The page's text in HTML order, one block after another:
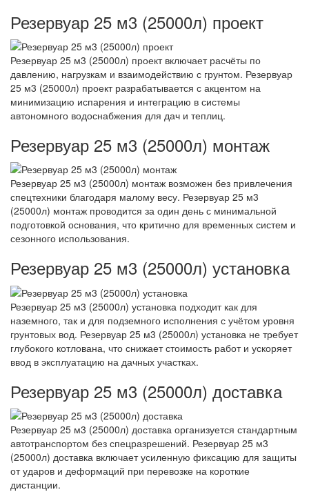
Резервуар 25 м3 (25000л) проект
Резервуар 25 м3 (25000л) проект включает расчёты по
давлению, нагрузкам и взаимодействию с грунтом. Резервуар
25 м3 (25000л) проект разрабатывается с акцентом на
минимизацию испарения и интеграцию в системы
автономного водоснабжения для дач и теплиц.
Резервуар 25 м3 (25000л) монтаж
Резервуар 25 м3 (25000л) монтаж возможен без привлечения
спецтехники благодаря малому весу. Резервуар 25 м3
(25000л) монтаж проводится за один день с минимальной
подготовкой основания, что критично для временных систем и
сезонного использования.
Резервуар 25 м3 (25000л) установка
Резервуар 25 м3 (25000л) установка подходит как для
наземного, так и для подземного исполнения с учётом уровня
грунтовых вод. Резервуар 25 м3 (25000л) установка не требует
глубокого котлована, что снижает стоимость работ и ускоряет
ввод в эксплуатацию на дачных участках.
Резервуар 25 м3 (25000л) доставка
Резервуар 25 м3 (25000л) доставка организуется стандартным
автотранспортом без спецразрешений. Резервуар 25 м3
(25000л) доставка включает усиленную фиксацию для защиты
от ударов и деформаций при перевозке на короткие
дистанции.